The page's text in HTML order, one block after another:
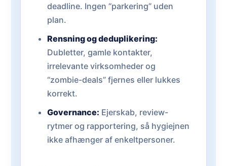
deadline. Ingen “parkering” uden
plan.
Rensning og deduplikering:
Dubletter, gamle kontakter,
irrelevante virksomheder og
“zombie-deals” fjernes eller lukkes
korrekt.
Governance: Ejerskab, review-
rytmer og rapportering, så hygiejnen
ikke afhænger af enkeltpersoner.